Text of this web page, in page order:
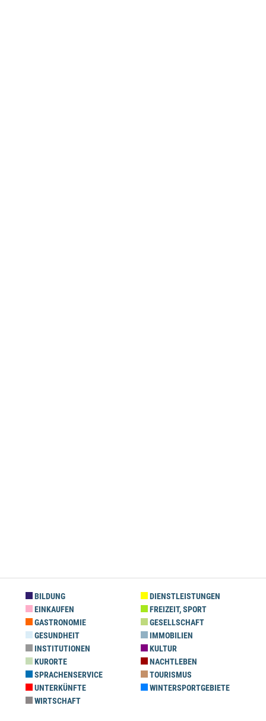
BILDUNG
DIENSTLEISTUNGEN
EINKAUFEN
FREIZEIT, SPORT
GASTRONOMIE
GESELLSCHAFT
GESUNDHEIT
IMMOBILIEN
INSTITUTIONEN
KULTUR
KURORTE
NACHTLEBEN
SPRACHENSERVICE
TOURISMUS
UNTERKÜNFTE
WINTERSPORTGEBIETE
WIRTSCHAFT